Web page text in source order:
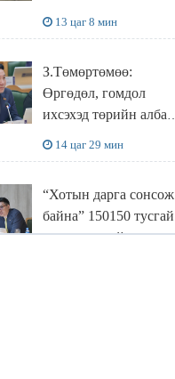
13 цаг 8 мин
З.Төмөртөмөө:
Өргөдөл, гомдол
ихсэхэд төрийн албан
14 цаг 29 мин
“Хотын дарга сонсож
байна” 150150 тусгай
дугаарыг наймдугаар